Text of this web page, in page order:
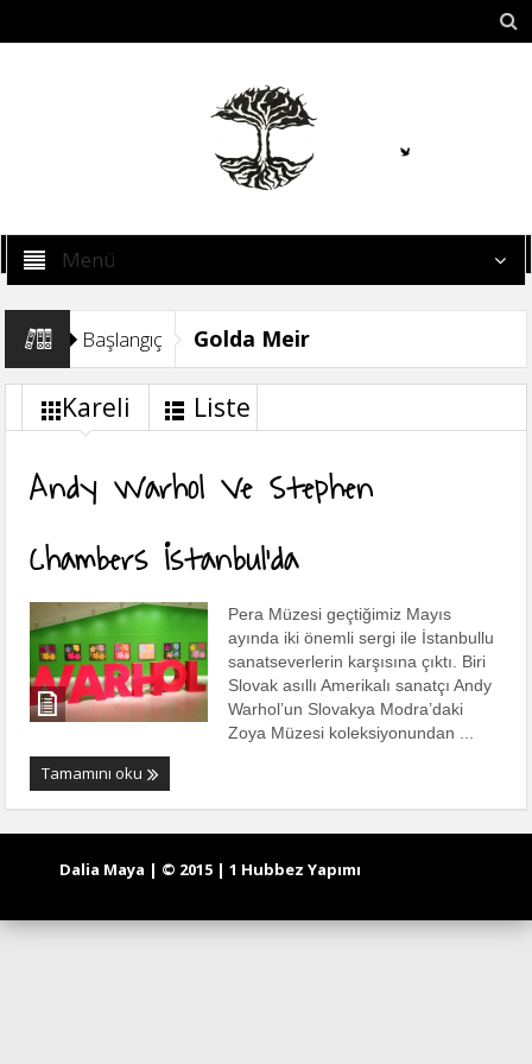
Menü
Başlangıç Golda Meir
Kareli Liste
Andy Warhol Ve Stephen
Chambers İstanbul’da
Pera Müzesi geçtiğimiz Mayıs
ayında iki önemli sergi ile İstanbullu
sanatseverlerin karşısına çıktı. Biri
Slovak asıllı Amerikalı sanatçı Andy
Warhol’un Slovakya Modra’daki
Zoya Müzesi koleksiyonundan ...
Tamamını oku
Dalia Maya | © 2015 | 1 Hubbez Yapımı